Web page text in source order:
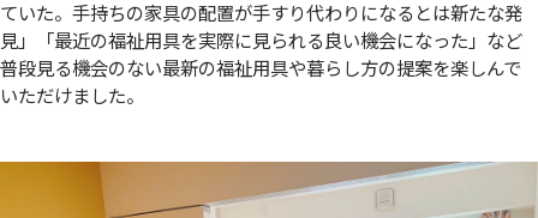
ていた。手持ちの家具の配置が手すり代わりになるとは新たな発
見」「最近の福祉用具を実際に見られる良い機会になった」など
普段見る機会のない最新の福祉用具や暮らし方の提案を楽しんで
いただけました。